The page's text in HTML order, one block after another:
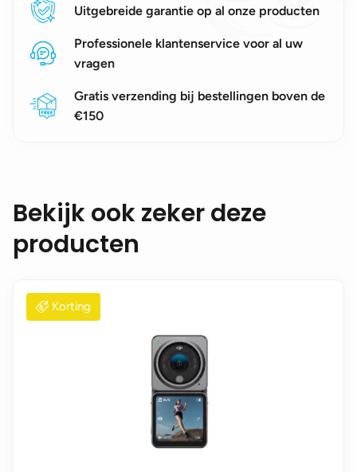
Uitgebreide garantie op al onze producten
Professionele klantenservice voor al uw
vragen
Gratis verzending bij bestellingen boven de
€150
Bekijk ook zeker deze
producten
Korting